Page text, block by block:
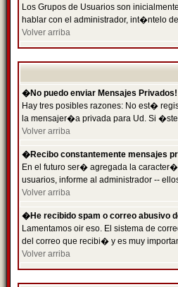
Los Grupos de Usuarios son
hablar con el administrador, int�ntelo
Volver arriba
�No puedo enviar Mensajes Privados!
Hay tres posibles razones: No est�
la mensajer�a privada para Ud. Si
Volver arriba
�Recibo constantemente mensajes
En el futuro ser� agregada la
usuarios, informe al administrador --
Volver arriba
�He recibido spam o correo abusivo
Lamentamos oir eso. El sistema de
del correo que recibi� y es muy
Volver arriba